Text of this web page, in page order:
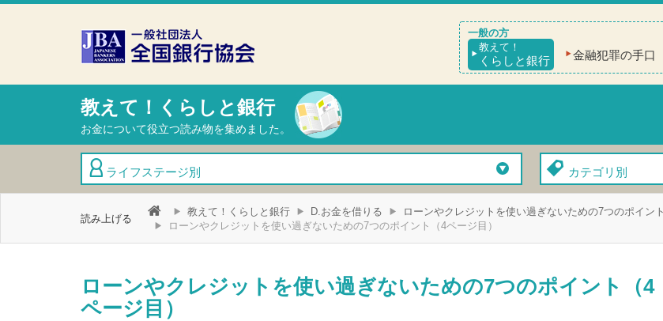
本文へスキップ
障がい者向け相談窓口
教えて！
くらしと銀行 金融犯罪の手口
教えて！くらしと銀行
お金について役立つ読み物を集めました。
ライフステージ別 カテゴリ別
読み上げる
教えて！くらしと銀行 D.お金を借りる
ローンやクレジットを使い過ぎないための7つのポイント
ローンやクレジットを使い過ぎないための7つのポイント（4ページ目）
ローンやクレジットを使い過ぎないための7つのポイント（4
ページ目）